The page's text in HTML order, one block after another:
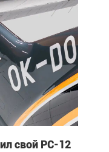
свой PC-12